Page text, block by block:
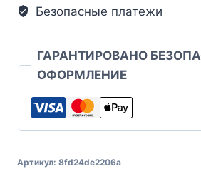
Безопасные платежи
ГАРАНТИРОВАНО
ОФОРМЛЕНИЕ
Артикул: 8fd24de2206a